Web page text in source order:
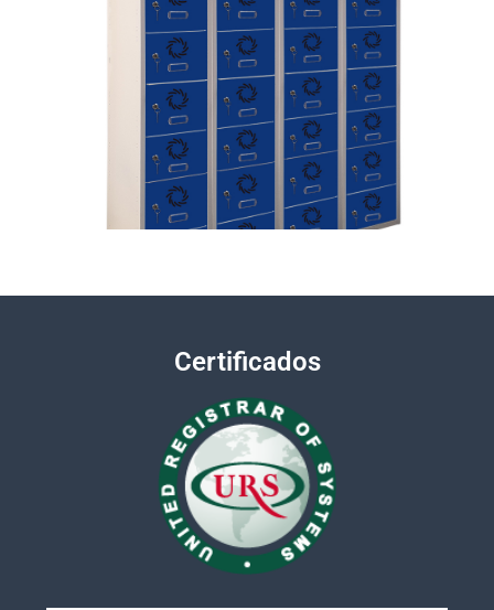
Certificados